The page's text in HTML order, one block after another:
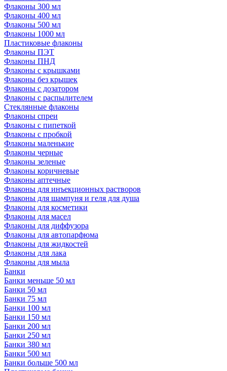
Флаконы 300 мл
Флаконы 400 мл
Флаконы 500 мл
Флаконы 1000 мл
Пластиковые флаконы
Флаконы ПЭТ
Флаконы ПНД
Флаконы с крышками
Флаконы без крышек
Флаконы с дозатором
Флаконы с распылителем
Стеклянные флаконы
Флаконы cпреи
Флаконы с пипеткой
Флаконы с пробкой
Флаконы маленькие
Флаконы черные
Флаконы зеленые
Флаконы коричневые
Флаконы аптечные
Флаконы для инъекционных растворов
Флаконы для шампуня и геля для душа
Флаконы для косметики
Флаконы для масел
Флаконы для диффузора
Флаконы для автопарфюма
Флаконы для жидкостей
Флаконы для лака
Флаконы для мыла
Банки
Банки меньше 50 мл
Банки 50 мл
Банки 75 мл
Банки 100 мл
Банки 150 мл
Банки 200 мл
Банки 250 мл
Банки 380 мл
Банки 500 мл
Банки больше 500 мл